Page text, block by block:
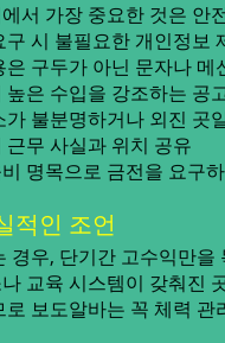
서 가장 중요한 것은 안
시 불필요한 개인정보
구두가 아닌 문자나 메
은 수입을 강조하는 공
불분명하거나 외진 곳
무 사실과 위치 공유
명목으로 금전을 요구
적인 조언
경우, 단기간 고수익만
교육 시스템이 갖춰진
보도알바는 꼭 체력